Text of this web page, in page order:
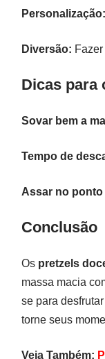
Personalização:
Diversão:
Dicas para
Sovar bem a
Tempo de
Assar no ponto
Conclusão
Os pretzels
massa macia
se para
torne seus
Veja Também: